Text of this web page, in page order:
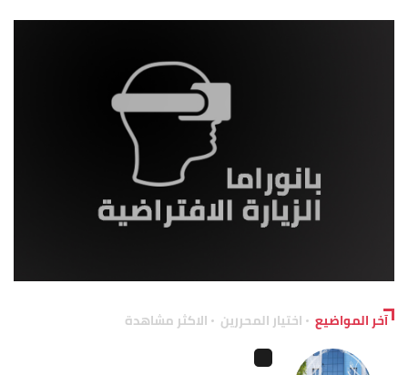
آخر المواضيع اختيار المحررين الاكثر مشاهدة